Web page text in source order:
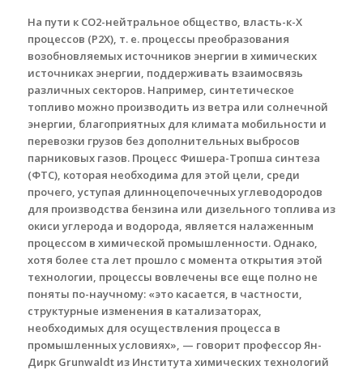
На пути к СО2-нейтральное общество, власть-к-Х
процессов (Р2Х), т. е. процессы преобразования
возобновляемых источников энергии в химических
источниках энергии, поддерживать взаимосвязь
различных секторов. Например, синтетическое
топливо можно производить из ветра или солнечной
энергии, благоприятных для климата мобильности и
перевозки грузов без дополнительных выбросов
парниковых газов. Процесс Фишера-Тропша синтеза
(ФТС), которая необходима для этой цели, среди
прочего, уступая длинноцепочечных углеводородов
для производства бензина или дизельного топлива из
окиси углерода и водорода, является налаженным
процессом в химической промышленности. Однако,
хотя более ста лет прошло с момента открытия этой
технологии, процессы вовлечены все еще полно не
поняты по-научному: «это касается, в частности,
структурные изменения в катализаторах,
необходимых для осуществления процесса в
промышленных условиях», — говорит профессор Ян-
Дирк Grunwaldt из Института химических технологий